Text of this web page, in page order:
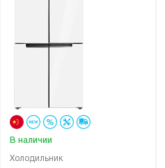
Холодильник
В наличии